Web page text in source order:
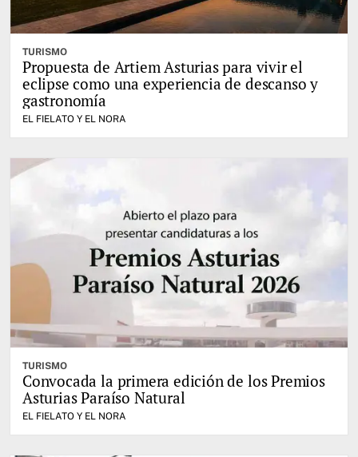
TURISMO
Propuesta de Artiem Asturias para vivir el
eclipse como una experiencia de descanso y
gastronomía
EL FIELATO Y EL NORA
TURISMO
Convocada la primera edición de los Premios
Asturias Paraíso Natural
EL FIELATO Y EL NORA